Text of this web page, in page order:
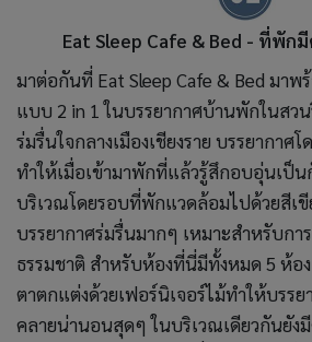
Eat Sleep Cafe & Bed - ที่พัก
มาต่อกันที่ Eat Sleep Cafe & Bed มา
แบบ 2 in 1 ในบรรยากาศบ้านพักในสว
ร่มรื่นใจกลางเมืองเชียงราย บรรยากาศ
ทำให้เมื่อเข้ามาพักที่แล้วรู้สึกอบอุ่นเป็
บริเวณโดยรอบที่พักแวดล้อมไปด้วยสีเ
บรรยากาศร่มรื่นมากๆ เหมาะสำหรับก
ธรรมชาติ สำหรับห้องที่นี่มีทั้งหมด 5 ห้อ
ตาตกแต่งด้วยเฟอร์นิเจอร์ไม้ทำให้บรร
คลายน่านอนสุดๆ ในบริเวณเดียวกันยัง